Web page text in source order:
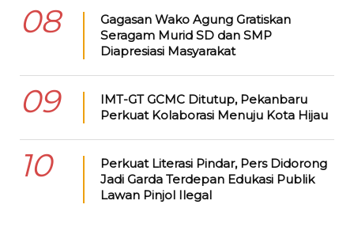
08
Gagasan Wako Agung Gratiskan
Seragam Murid SD dan SMP
Diapresiasi Masyarakat
09
IMT-GT GCMC Ditutup, Pekanbaru
Perkuat Kolaborasi Menuju Kota Hijau
10
Perkuat Literasi Pindar, Pers Didorong
Jadi Garda Terdepan Edukasi Publik
Lawan Pinjol Ilegal